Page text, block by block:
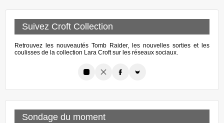
Suivez Croft Collection
Retrouvez les nouveautés Tomb Raider, les nouvelles sorties et les
coulisses de la collection Lara Croft sur les réseaux sociaux.
Sondage du moment